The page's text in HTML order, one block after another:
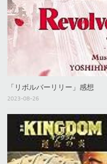
「リボルバーリリー」感想
2023-08-26